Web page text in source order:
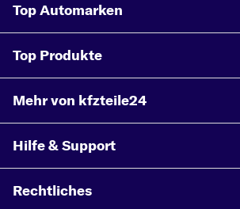
Top Automarken
Top Produkte
Mehr von kfzteile24
Hilfe & Support
Rechtliches